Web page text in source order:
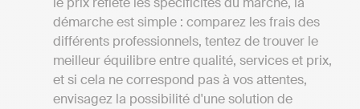
démarche est simple : comparez les frais des
différents professionnels, tentez de trouver le
meilleur équilibre entre qualité, services et prix,
et si cela ne correspond pas à vos attentes,
envisagez la possibilité d'une solution de